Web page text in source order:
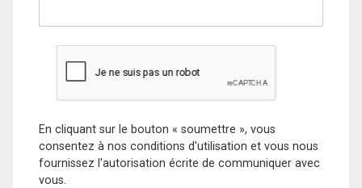
En cliquant sur le bouton « soumettre », vous
consentez à nos conditions d'utilisation et vous nous
fournissez l'autorisation écrite de communiquer avec
vous.